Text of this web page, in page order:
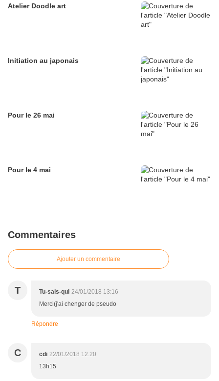
Atelier Doodle art
Initiation au japonais
Pour le 26 mai
Pour le 4 mai
Commentaires
Ajouter un commentaire
T Tu-sais-qui 24/01/2018 13:16
Merci(j'ai chenger de pseudo
Répondre
C cdi 22/01/2018 12:20
13h15